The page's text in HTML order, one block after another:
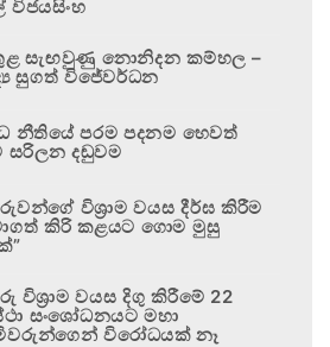
විජයසිංහ
සැඟවුණු නොනිදන කම්හල –
සුගත් විජේවර්ධන
නීතියේ පරම පදනම හෙවත්
සරිලන දඬුවම
විශ්‍රාම වයස දීර්ඝ කිරීම
කිරි කළයට ගොම මුසු
විශ්‍රාම වයස දිගු කිරීමේ 22
සංශෝධනයට මහා
විරෝධයක් නෑ